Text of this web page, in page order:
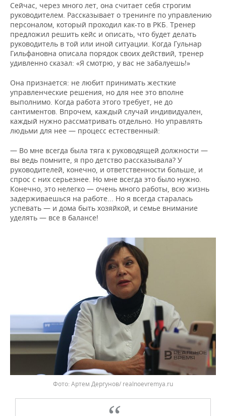
Сейчас, через много лет, она считает себя строгим
руководителем. Рассказывает о тренинге по управлению
персоналом, который проходил как-то в РКБ. Тренер
предложил решить кейс и описать, что будет делать
руководитель в той или иной ситуации. Когда Гульнар
Гильфановна описала порядок своих действий, тренер
удивленно сказал: «Я смотрю, у вас не забалуешь!»
Она признается: не любит принимать жесткие
управленческие решения, но для нее это вполне
выполнимо. Когда работа этого требует, не до
сантиментов. Впрочем, каждый случай индивидуален,
каждый нужно рассматривать отдельно. Но управлять
людьми для нее — процесс естественный:
— Во мне всегда была тяга к руководящей должности —
вы ведь помните, я про детство рассказывала? У
руководителей, конечно, и ответственности больше, и
спрос с них серьезнее. Но мне всегда это было нужно.
Конечно, это нелегко — очень много работы, всю жизнь
задерживаешься на работе... Но я всегда старалась
успевать — и дома быть хозяйкой, и семье внимание
уделять — все в балансе!
Фото: Артем Дергунов/ realnoevremya.ru